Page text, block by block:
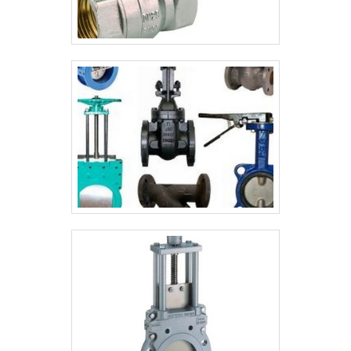
última geração. REFERÊNCIA DE QUALIDADE
NO SEGMENTOSomente na JCN existe
variedade e qualidade quando o assunto for
válvula de alívio pressão e vácuo. É sempre
a opção mais confiável, disponibilizando
itens como polia e pote de selagem.É
reconhecida por ser comprometida com os
serviços e inovadora, características
possíveis pelo fato de a empresa ter
escritório de alta qualidade onde são
realizadas as atividades e estrutura
demandas. Tudo isso, somado a uma
equipe com programadores e operadores
de máquinas especialistas em usinagem de
precisão e funcionários eficientes, garante
a melhor experiência para os clientes com